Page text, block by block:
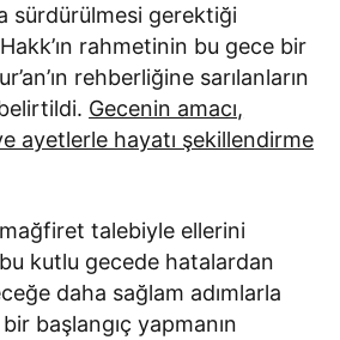
sürdürülmesi gerektiği
rahmetinin bu gece bir
rehberliğine sarılanların
Gecenin amacı,
ayetlerle hayatı şekillendirme
talebiyle ellerini
kutlu gecede hatalardan
daha sağlam adımlarla
başlangıç yapmanın